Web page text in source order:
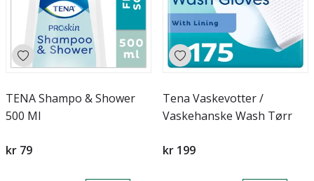
TENA Shampo & Shower
500 Ml
kr 79
Tena Vaskevotter /
Vaskehanske Wash Tørr
kr 199